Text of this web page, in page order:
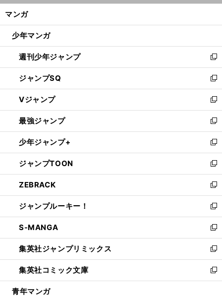
ン
ウ
開
く
マンガ
少年マンガ
週刊少年ジャンプ
新
し
い
ウ
ィ
ン
ド
ウ
で
開
く
ジャンプSQ
新
し
い
ウ
ィ
ン
ド
ウ
で
開
く
Vジャンプ
新
し
い
ウ
ィ
ン
ド
ウ
で
開
く
最強ジャンプ
新
し
い
ウ
ィ
ン
ド
ウ
で
開
く
少年ジャンプ+
新
し
い
ウ
ィ
ン
ド
ウ
で
開
く
ジャンプTOON
新
し
い
ウ
ィ
ン
ド
ウ
で
開
く
ZEBRACK
新
し
い
ウ
ィ
ン
ド
ウ
で
開
ジャンプルーキー！
新
し
い
ウ
ィ
ン
ド
ウ
S-MANGA
新
し
い
ウ
ィ
ン
集英社ジャンプリミックス
新
し
い
ウ
集英社コミック文庫
新
し
青年マンガ